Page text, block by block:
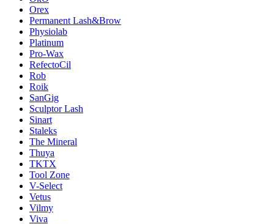
Orex
Permanent Lash&Brow
Physiolab
Platinum
Pro-Wax
RefectoCil
Rob
Roik
SanGig
Sculptor Lash
Sinart
Staleks
The Mineral
Thuya
TKTX
Tool Zone
V-Select
Vetus
Vilmy
Viva